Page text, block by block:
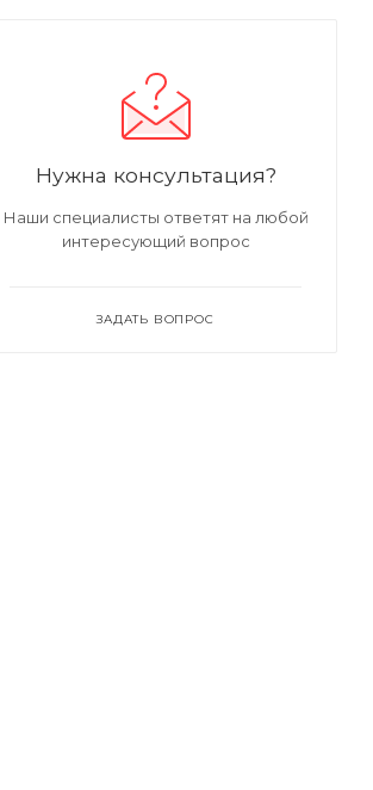
Нужна консультация?
Наши специалисты ответят на любой
интересующий вопрос
ЗАДАТЬ ВОПРОС